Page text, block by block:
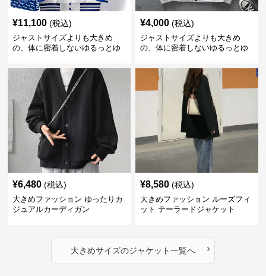
¥11,100 (税込)
ジャストサイズよりも大きめ
の、体に密着しないゆるっとゆ
ゆったりスポーツバーシティジ
ャケット
¥4,000 (税込)
ジャストサイズよりも大きめ
の、体に密着しないゆるっとゆ
ゆったりシルエットデニムジャ
ケット
¥6,480 (税込)
大きめファッション ゆったりカ
ジュアルカーディガン
¥8,580 (税込)
大きめファッション ルーズフィ
ット テーラードジャケット
大きめサイズのジャケット一覧へ ›